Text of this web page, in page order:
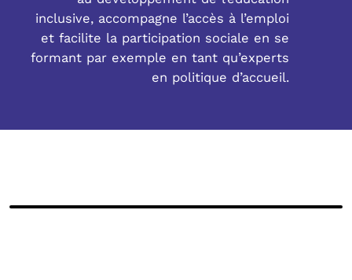
inclusive, accompagne l’accès à l’emploi
et facilite la participation sociale en se
formant par exemple en tant qu’experts
en politique d’accueil.